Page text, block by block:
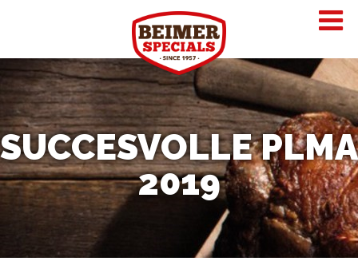
SUCCESVOLLE PLMA
2019